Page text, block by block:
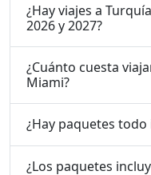
¿Hay viajes a
2026 y 2027?
¿Cuánto cuesta
Miami?
¿Hay paquetes todo
¿Los paquetes